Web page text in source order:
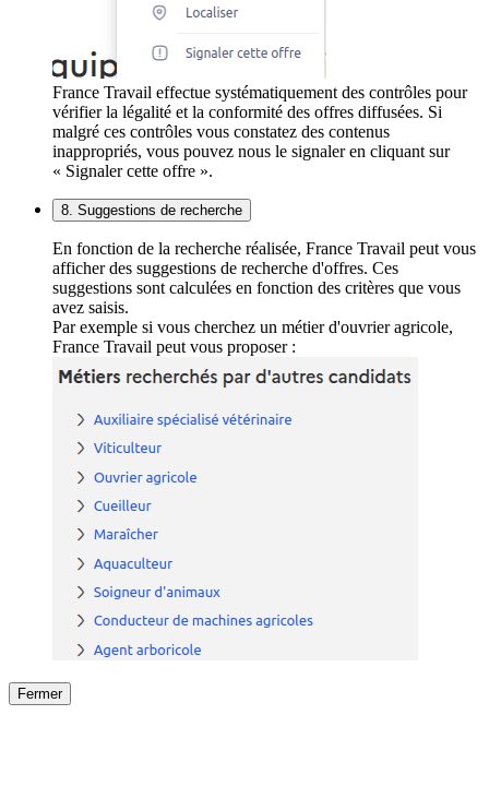
France Travail effectue systématiquement des contrôles pour
vérifier la légalité et la conformité des offres diffusées. Si
malgré ces contrôles vous constatez des contenus
inappropriés, vous pouvez nous le signaler en cliquant sur
« Signaler cette offre ».
8. Suggestions de recherche
En fonction de la recherche réalisée, France Travail peut vous
afficher des suggestions de recherche d'offres. Ces
suggestions sont calculées en fonction des critères que vous
avez saisis.
Par exemple si vous cherchez un métier d'ouvrier agricole,
France Travail peut vous proposer :
Fermer